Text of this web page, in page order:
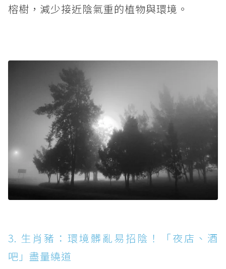
榕樹，減少接近陰氣重的植物與環境。
3. 生肖豬：環境髒亂易招陰！「夜店、酒
吧」盡量繞道